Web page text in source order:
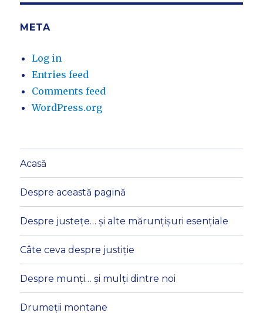
META
Log in
Entries feed
Comments feed
WordPress.org
Acasă
Despre această pagină
Despre justețe… și alte mărunțișuri esențiale
Câte ceva despre justiție
Despre munți… și mulți dintre noi
Drumeții montane